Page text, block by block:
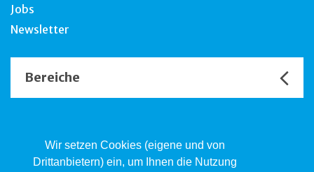
Wir setzen Cookies (eigene und von
Drittanbietern) ein, um Ihnen die Nutzung
Jobs
Newsletter
Bereiche